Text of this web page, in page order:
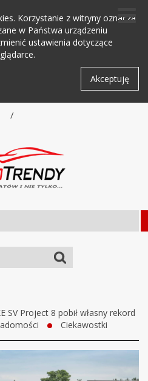
Korzystanie z witryny oznacza
w Państwa urządzeniu
ustawienia dotyczące
Akceptuję
/
SV Project 8 pobił własny rekord
Ciekawostki